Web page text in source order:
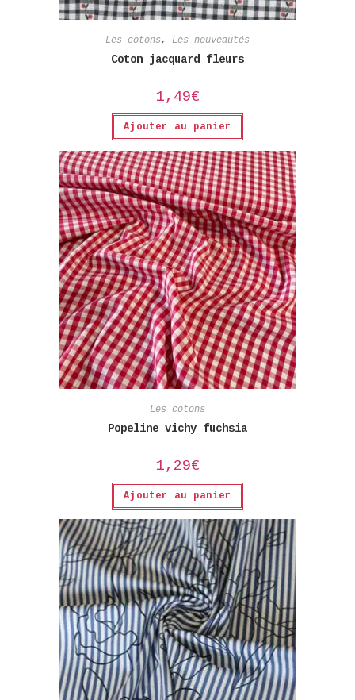
Les cotons, Les nouveautés
Coton jacquard fleurs
1,49€
Ajouter au panier
Les cotons
Popeline vichy fuchsia
1,29€
Ajouter au panier